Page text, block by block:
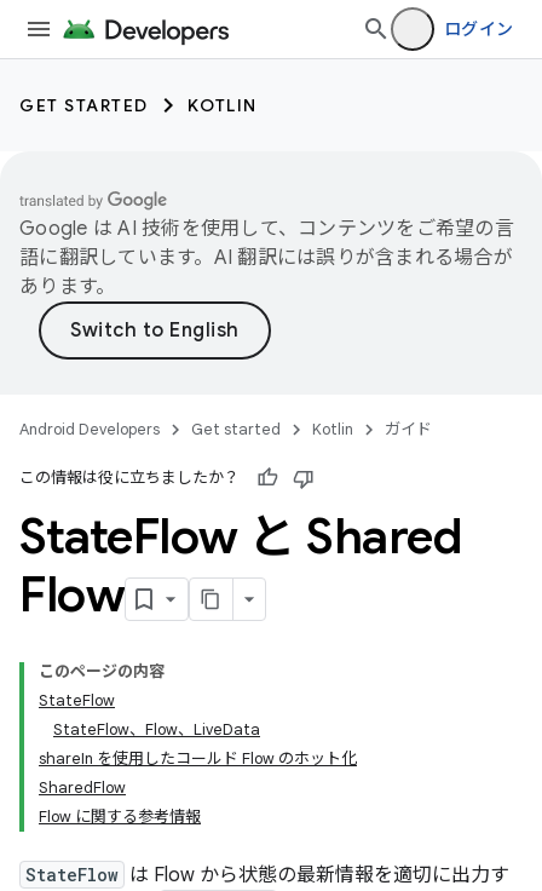
ログイン
GET STARTED KOTLIN
Google は AI 技術を使用して、コンテンツをご希望の言
語に翻訳しています。AI 翻訳には誤りが含まれる場合が
あります。
Android Developers Get started Kotlin ガイド
この情報は役に立ちましたか？
StateFlow と Shared
Flow
このページの内容
StateFlow
StateFlow、Flow、LiveData
shareIn を使用したコールド Flow のホット化
SharedFlow
Flow に関する参考情報
StateFlow は Flow から状態の最新情報を適切に出力す